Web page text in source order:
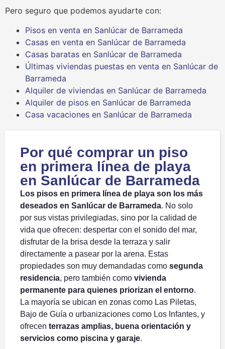
Pero seguro que podemos ayudarte con:
Pisos en venta en Sanlúcar de Barrameda
Casas en venta en Sanlúcar de Barrameda
Casas baratas en Sanlúcar de Barrameda
Últimas viviendas puestas en venta en Sanlúcar de
Barrameda
Alquiler de viviendas en Sanlúcar de Barrameda
Alquiler de pisos en Sanlúcar de Barrameda
Casa vacaciones en Sanlúcar de Barrameda
Por qué comprar un piso
en primera línea de playa
en Sanlúcar de Barrameda
Los pisos en primera línea de playa son los más
deseados en Sanlúcar de Barrameda. No solo
por sus vistas privilegiadas, sino por la calidad de
vida que ofrecen: despertar con el sonido del mar,
disfrutar de la brisa desde la terraza y salir
directamente a pasear por la arena. Estas
propiedades son muy demandadas como segunda
residencia, pero también como vivienda
permanente para quienes priorizan el entorno.
La mayoría se ubican en zonas como Las Piletas,
Bajo de Guía o urbanizaciones como Los Infantes, y
ofrecen terrazas amplias, buena orientación y
servicios como piscina y garaje.